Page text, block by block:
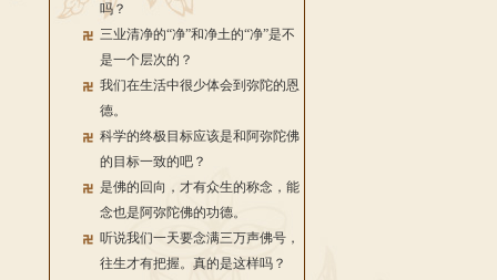
吗？
三业清净的“净”和净土的“净”是不
是一个层次的？
我们在生活中很少体会到弥陀的恩
德。
科学的终极目标应该是和阿弥陀佛
的目标一致的吧？
是佛的回向，才有众生的称念，能
念也是阿弥陀佛的功德。
听说我们一天要念满三万声佛号，
往生才有把握。真的是这样吗？